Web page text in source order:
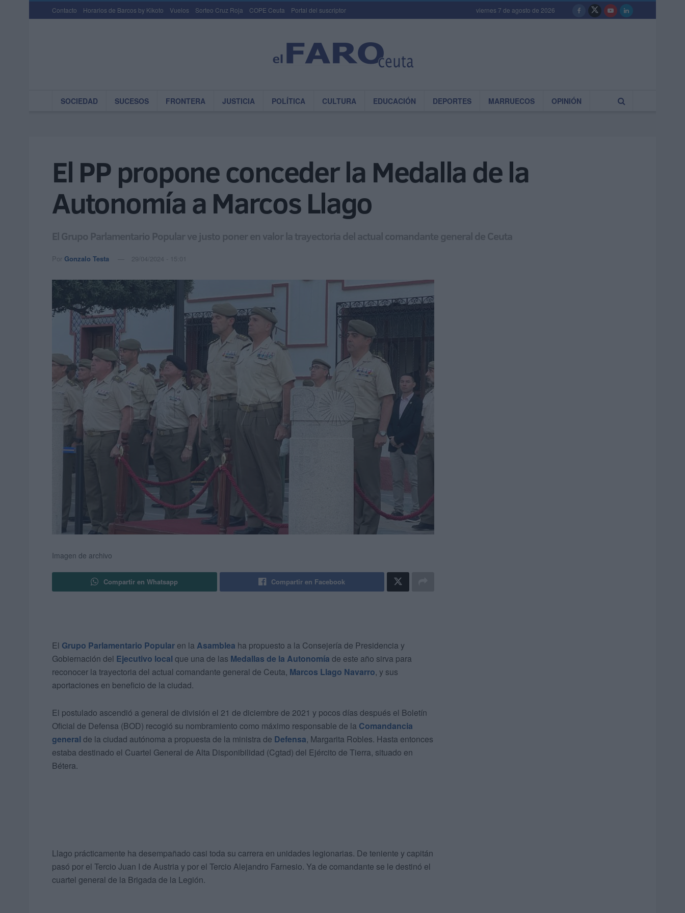
Contacto Horarios de Barcos by Kikoto Vuelos Sorteo Cruz Roja COPE Ceuta Portal del suscriptor viernes 7 de agosto de 2026
SOCIEDAD SUCESOS FRONTERA JUSTICIA POLÍTICA CULTURA EDUCACIÓN DEPORTES MARRUECOS OPINIÓN
El PP propone conceder la Medalla de la
Autonomía a Marcos Llago
El Grupo Parlamentario Popular ve justo poner en valor la trayectoria del actual comandante general de Ceuta
Por Gonzalo Testa 29/04/2024 - 15:01
Imagen de archivo
Compartir en Whatsapp Compartir en Facebook
El Grupo Parlamentario Popular en la Asamblea ha propuesto a la Consejería de Presidencia y
Gobiernación del Ejecutivo local que una de las Medallas de la Autonomía de este año sirva para
reconocer la trayectoria del actual comandante general de Ceuta, Marcos Llago Navarro, y sus
aportaciones en beneficio de la ciudad.
El postulado ascendió a general de división el 21 de diciembre de 2021 y pocos días después el Boletín
Oficial de Defensa (BOD) recogió su nombramiento como máximo responsable de la Comandancia
general de la ciudad autónoma a propuesta de la ministra de Defensa, Margarita Robles. Hasta entonces
estaba destinado el Cuartel General de Alta Disponibilidad (Cgtad) del Ejército de Tierra, situado en
Bétera.
Llago prácticamente ha desempañado casi toda su carrera en unidades legionarias. De teniente y capitán
pasó por el Tercio Juan I de Austria y por el Tercio Alejandro Farnesio. Ya de comandante se le destinó el
cuartel general de la Brigada de la Legión.